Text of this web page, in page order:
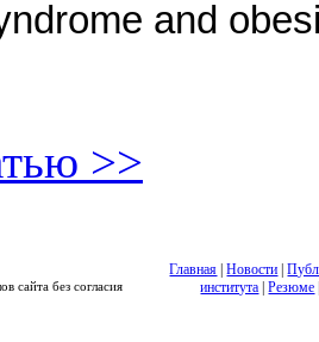
and
>>
сайта без согласия
Главная |Новости |
института |Резюме